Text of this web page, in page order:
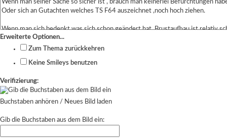
Erweiterte Optionen...
Zum Thema zurückkehren
Keine Smileys benutzen
Verifizierung:
Buchstaben anhören / Neues Bild laden
Gib die Buchstaben aus dem Bild ein: